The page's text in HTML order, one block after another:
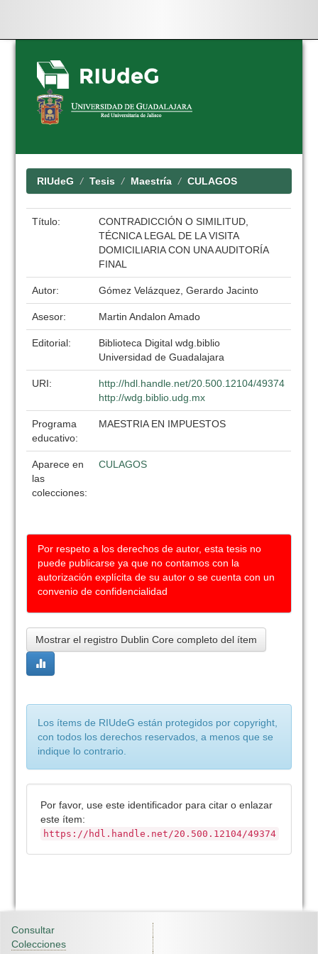
Skip
navigation
RIUdeG Tesis Maestría CULAGOS
Título:
CONTRADICCIÓN O SIMILITUD,
TÉCNICA LEGAL DE LA VISITA
DOMICILIARIA CON UNA AUDITORÍA
FINAL
Autor: Gómez Velázquez, Gerardo Jacinto
Asesor: Martin Andalon Amado
Editorial:
Biblioteca Digital wdg.biblio
Universidad de Guadalajara
URI:
http://hdl.handle.net/20.500.12104/49374
http://wdg.biblio.udg.mx
Programa
educativo:
MAESTRIA EN IMPUESTOS
Aparece en
las
colecciones:
CULAGOS
Por respeto a los derechos de autor, esta tesis no
puede publicarse ya que no contamos con la
autorización explícita de su autor o se cuenta con un
convenio de confidencialidad
Mostrar el registro Dublin Core completo del ítem
Los ítems de RIUdeG están protegidos por copyright,
con todos los derechos reservados, a menos que se
indique lo contrario.
Por favor, use este identificador para citar o enlazar
este ítem:
https://hdl.handle.net/20.500.12104/49374
Consultar
Colecciones